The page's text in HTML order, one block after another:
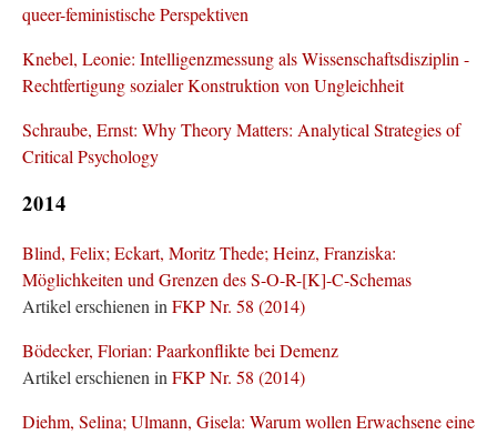
queer-feministische Perspektiven
Knebel, Leonie: Intelligenzmessung als Wissenschaftsdisziplin -
Rechtfertigung sozialer Konstruktion von Ungleichheit
Schraube, Ernst: Why Theory Matters: Analytical Strategies of
Critical Psychology
2014
Blind, Felix; Eckart, Moritz Thede; Heinz, Franziska:
Möglichkeiten und Grenzen des S-O-R-[K]-C-Schemas
Artikel erschienen in FKP Nr. 58 (2014)
Bödecker, Florian: Paarkonflikte bei Demenz
Artikel erschienen in FKP Nr. 58 (2014)
Diehm, Selina; Ulmann, Gisela: Warum wollen Erwachsene eine